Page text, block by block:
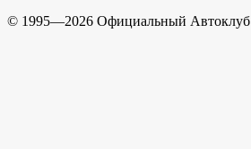
© 1995—2026 Официальный Автоклуб